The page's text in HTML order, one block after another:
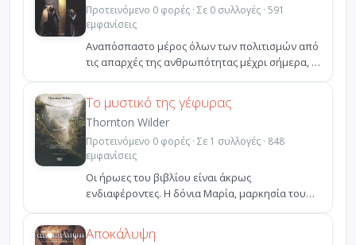
Προτεινόμενο 0 φορές · Σε 0 συλλογές · 591
εμφανίσεις
Αναπόσπαστο μέρος όλων των πολιτισμών από
τις απαρχές της ανθρωπότητας μέχρι σήμερα, η
θρησκεία καθο...
Το μυστικό της γέφυρας
Thornton Wilder
Προτεινόμενο 0 φορές · Σε 1 συλλογές · 848
εμφανίσεις
Οι ήρωες του βιβλίου είναι άκρως
ενδιαφέροντες. Η δόνια Μαρία, μαρκησία του
Μοντεμαγιόρ που σκοτώνετ...
Αποκάλυψη